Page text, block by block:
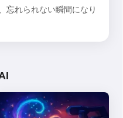
忘れられない瞬間になり